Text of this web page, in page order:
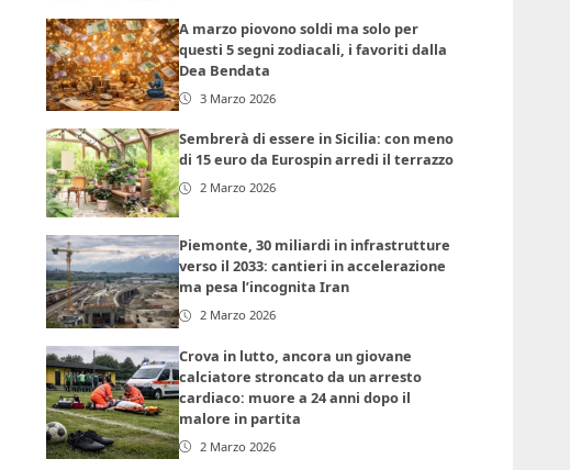
A marzo piovono soldi ma solo per
questi 5 segni zodiacali, i favoriti dalla
Dea Bendata
3 Marzo 2026
Sembrerà di essere in Sicilia: con meno
di 15 euro da Eurospin arredi il terrazzo
2 Marzo 2026
Piemonte, 30 miliardi in infrastrutture
verso il 2033: cantieri in accelerazione
ma pesa l’incognita Iran
2 Marzo 2026
Crova in lutto, ancora un giovane
calciatore stroncato da un arresto
cardiaco: muore a 24 anni dopo il
malore in partita
2 Marzo 2026